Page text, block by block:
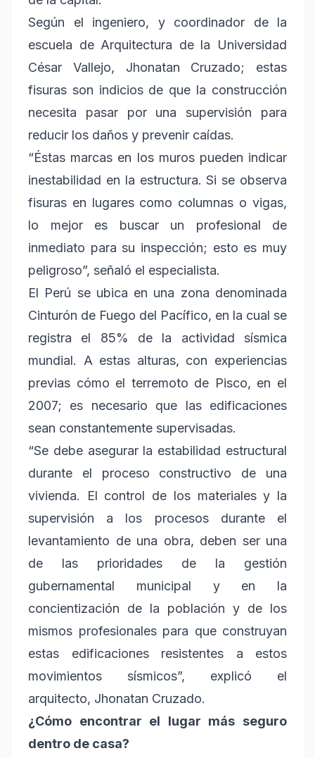
Según el ingeniero, y coordinador de la
escuela de Arquitectura de la Universidad
César Vallejo, Jhonatan Cruzado; estas
fisuras son indicios de que la construcción
necesita pasar por una supervisión para
reducir los daños y prevenir caídas.
“Éstas marcas en los muros pueden indicar
inestabilidad en la estructura. Si se observa
fisuras en lugares como columnas o vigas,
lo mejor es buscar un profesional de
inmediato para su inspección; esto es muy
peligroso”, señaló el especialista.
El Perú se ubica en una zona denominada
Cinturón de Fuego del Pacífico, en la cual se
registra el 85% de la actividad sísmica
mundial. A estas alturas, con experiencias
previas cómo el terremoto de Pisco, en el
2007; es necesario que las edificaciones
sean constantemente supervisadas.
“Se debe asegurar la estabilidad estructural
durante el proceso constructivo de una
vivienda. El control de los materiales y la
supervisión a los procesos durante el
levantamiento de una obra, deben ser una
de las prioridades de la gestión
gubernamental municipal y en la
concientización de la población y de los
mismos profesionales para que construyan
estas edificaciones resistentes a estos
movimientos sísmicos”, explicó el
arquitecto, Jhonatan Cruzado.
¿Cómo encontrar el lugar más seguro
dentro de casa?